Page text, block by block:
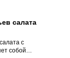
салата
с
собой